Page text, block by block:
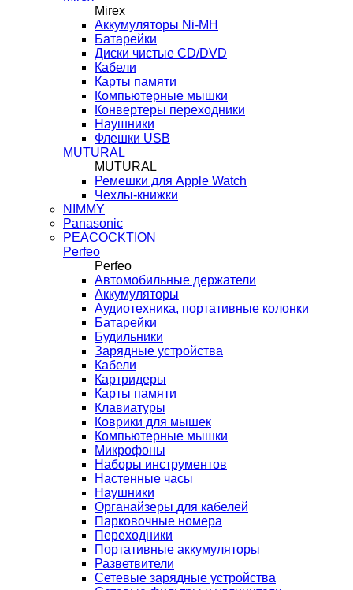
Mirex
Аккумуляторы Ni-MH
Батарейки
Диски чистые CD/DVD
Кабели
Карты памяти
Компьютерные мышки
Конвертеры переходники
Наушники
Флешки USB
MUTURAL
MUTURAL
Ремешки для Apple Watch
Чехлы-книжки
NIMMY
Panasonic
PEACOCKTION
Perfeo
Perfeo
Автомобильные держатели
Аккумуляторы
Аудиотехника, портативные колонки
Батарейки
Будильники
Зарядные устройства
Кабели
Картридеры
Карты памяти
Клавиатуры
Коврики для мышек
Компьютерные мышки
Микрофоны
Наборы инструментов
Настенные часы
Наушники
Органайзеры для кабелей
Парковочные номера
Переходники
Портативные аккумуляторы
Разветвители
Сетевые зарядные устройства